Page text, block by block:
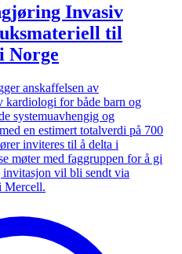
Invasiv
til
Norge
anskaffelsen av
kardiologi for både barn og
systemuavhengig og
en estimert totalverdi på 700
inviteres til å delta i
møter med faggruppen for å gi
vil bli sendt via
Mercell.